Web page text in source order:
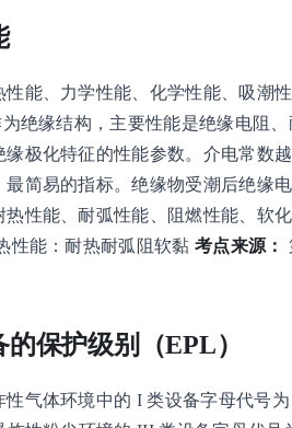
能、力学性能、化学性能、吸潮
绝缘结构，主要性能是绝缘电阻
极化特征的性能参数。介电常数
最简易的指标。绝缘物受潮后绝缘
热性能、耐弧性能、阻燃性能、软
性能：耐热耐弧阻软黏考点来源：
保护级别（EPL）
性气体环境中的 I 类设备字母代号